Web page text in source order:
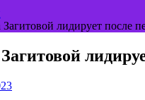
лидирует после